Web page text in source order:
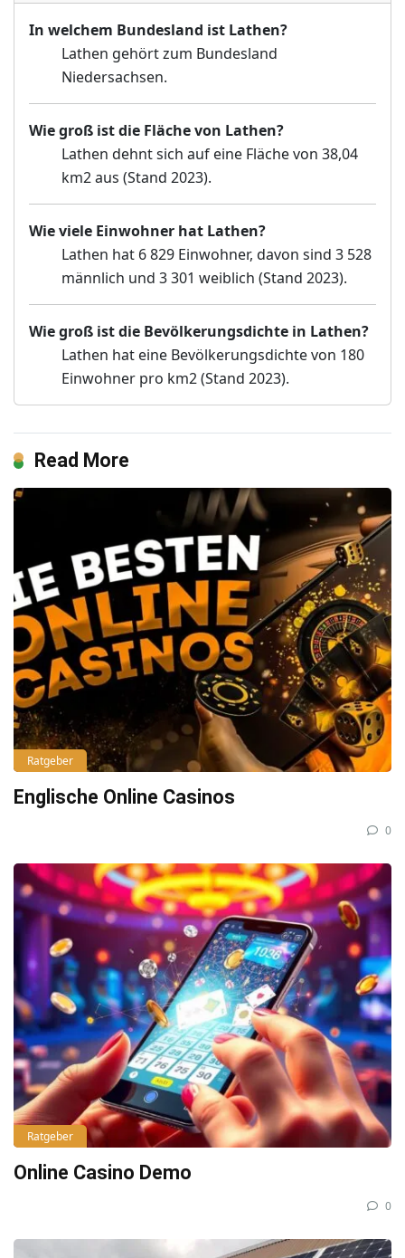
In welchem Bundesland ist Lathen?
Lathen gehört zum Bundesland
Niedersachsen.
Wie groß ist die Fläche von Lathen?
Lathen dehnt sich auf eine Fläche von 38,04
km2 aus (Stand 2023).
Wie viele Einwohner hat Lathen?
Lathen hat 6 829 Einwohner, davon sind 3 528
männlich und 3 301 weiblich (Stand 2023).
Wie groß ist die Bevölkerungsdichte in Lathen?
Lathen hat eine Bevölkerungsdichte von 180
Einwohner pro km2 (Stand 2023).
Read More
Ratgeber
Englische Online Casinos
0
Ratgeber
Online Casino Demo
0